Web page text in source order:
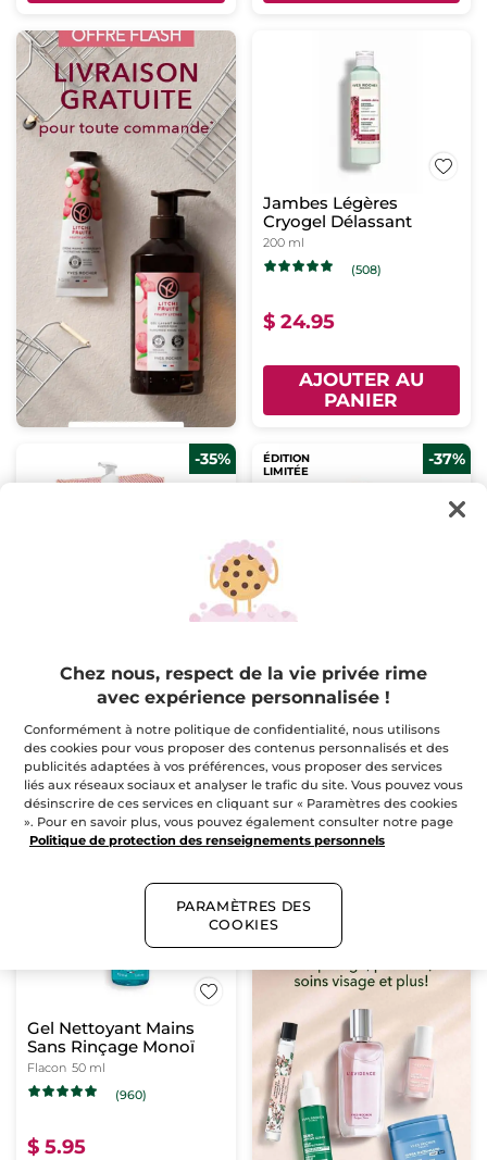
Jambes Légères
Cryogel Délassant
200 ml
(508)
$ 24.95
AJOUTER AU
PANIER
-35%
Ensemble Réparation
Corps
(113)
$ 36.95 $ 56.85
Avantage prix d'ensemble
AJOUTER AU
PANIER
ÉDITION
LIMITÉE
-37%
Routine Corps & Bain
$ 29.95 $ 47.80
Avantage prix d'ensemble
M'AVERTIR DE LA
DISPONIBILITÉ
Gel Nettoyant Mains
Sans Rinçage Monoï
Flacon 50 ml
(960)
$ 5.95
Chez nous, respect de la vie privée rime
avec expérience personnalisée !
Conformément à notre politique de confidentialité, nous utilisons
des cookies pour vous proposer des contenus personnalisés et des
publicités adaptées à vos préférences, vous proposer des services
liés aux réseaux sociaux et analyser le trafic du site. Vous pouvez vous
désinscrire de ces services en cliquant sur « Paramètres des cookies
». Pour en savoir plus, vous pouvez également consulter notre page
Politique de protection des renseignements personnels
PARAMÈTRES DES
COOKIES